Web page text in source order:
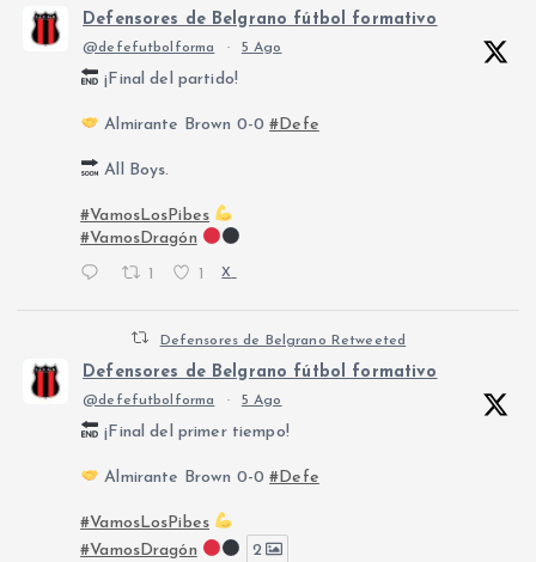
Defensores de Belgrano fútbol formativo
@defefutbolforma · 5 Ago
¡Final del partido!
Almirante Brown 0-0#Defe
All Boys.
#VamosLosPibes
#VamosDragón
1 1 X
Defensores de Belgrano Retweeted
Defensores de Belgrano fútbol formativo
@defefutbolforma · 5 Ago
¡Final del primer tiempo!
Almirante Brown 0-0#Defe
#VamosLosPibes
#VamosDragón
2